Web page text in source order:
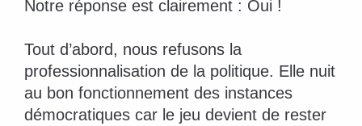
Notre réponse est clairement : Oui !
Tout d’abord, nous refusons la
professionnalisation de la politique. Elle nuit
au bon fonctionnement des instances
démocratiques car le jeu devient de rester